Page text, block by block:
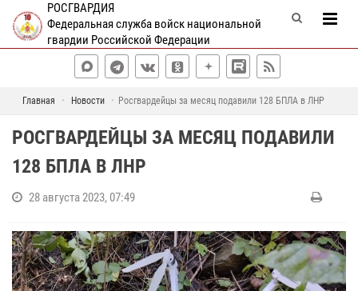
РОСГВАРДИЯ
Федеральная служба войск национальной
гвардии Российской Федерации
Главная Новости Росгвардейцы за месяц подавили 128 БПЛА в ЛНР
РОСГВАРДЕЙЦЫ ЗА МЕСЯЦ ПОДАВИЛИ
128 БПЛА В ЛНР
28 августа 2023, 07:49